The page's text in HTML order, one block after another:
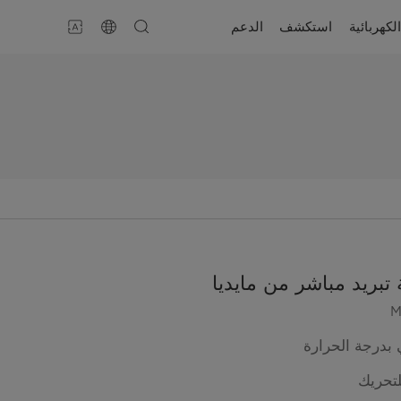
استكشف الدعم
مباشر من مايديا
بدرجة الحرارة